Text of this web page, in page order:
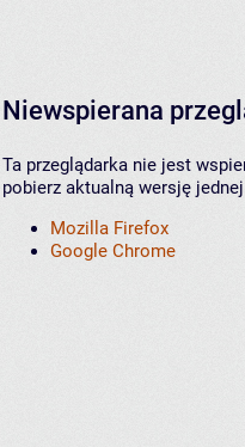
Niewspierana
Ta przeglądarka nie jest
pobierz aktualną wersję
Mozilla Firefox
Google Chrome